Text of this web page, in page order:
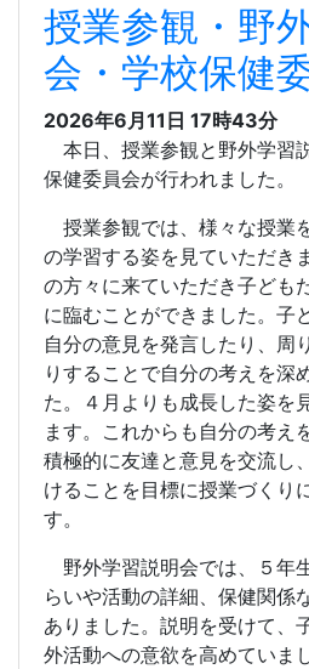
授業参観・野
会・学校保健
2026年6月11日 17時43分
本日、授業参観と野外学習
保健委員会が行われました。
授業参観では、様々な授業
の学習する姿を見ていただき
の方々に来ていただき子ども
に臨むことができました。子
自分の意見を発言したり、周
りすることで自分の考えを深
た。４月よりも成長した姿を
ます。これからも自分の考え
積極的に友達と意見を交流し
けることを目標に授業づくり
す。
野外学習説明会では、５年
らいや活動の詳細、保健関係
ありました。説明を受けて、
外活動への意欲を高めていま